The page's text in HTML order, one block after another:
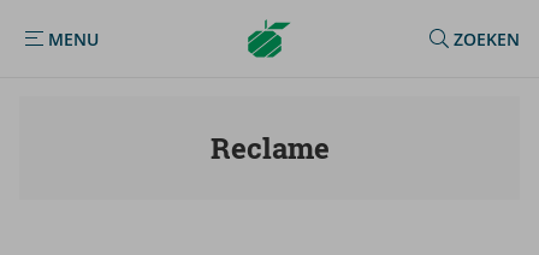
MENU
MENU
Argenta
Homepage
ZOEKEN
Reclame